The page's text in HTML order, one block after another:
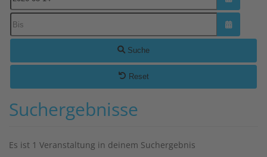
Kalender
Kalender
Suche
Reset
Suchergebnisse
Es ist 1 Veranstaltung in deinem Suchergebnis